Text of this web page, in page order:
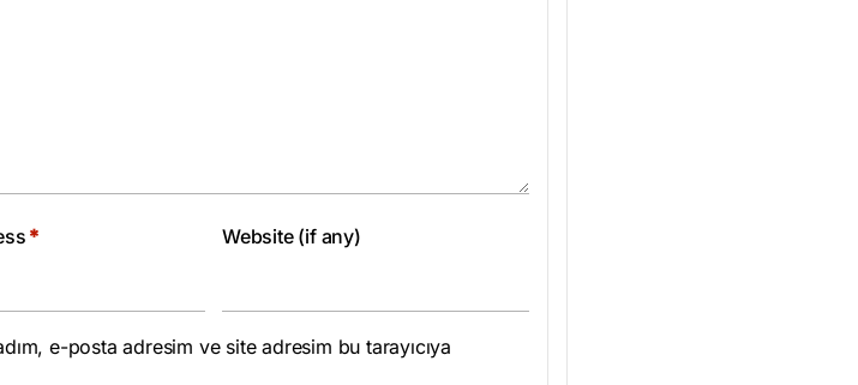
* Website (if any)
e-posta adresim ve site adresim bu tarayıcıya